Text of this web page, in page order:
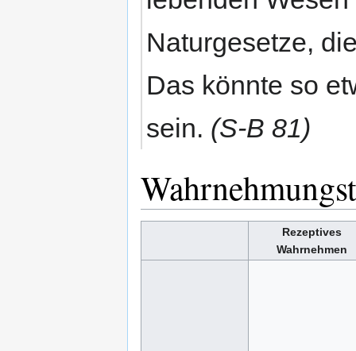
Naturgesetze,
Das könnte so
sein. (S-B 81)
Rezeptives
Wahrnehmen